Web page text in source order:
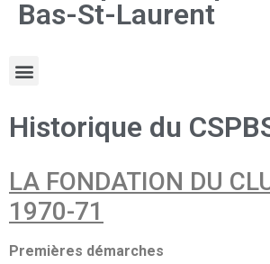
Bas-St-Laurent
Historique du
LA FONDATION DU
1970-71
Premières démarches